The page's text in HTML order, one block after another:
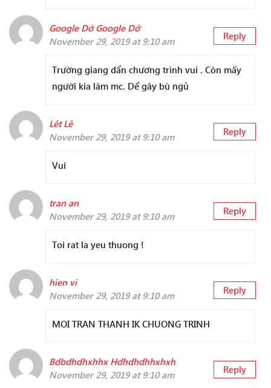
Google Dở Google Dở
November 29, 2019 at 9:10 am
Reply
Trường giang dẩn chương trình vui . Còn mấy
người kia làm mc. Dể gây bù ngủ
Lêt Lê
November 29, 2019 at 9:10 am
Reply
Vui
tran an
November 29, 2019 at 9:10 am
Reply
Toi rat la yeu thuong !
hien vi
November 29, 2019 at 9:10 am
Reply
MOI TRAN THANH IK CHUONG TRINH
Bdbdhdhxhhx Hdhdhdhhxhxh
November 29, 2019 at 9:10 am
Reply